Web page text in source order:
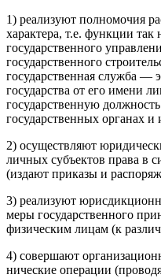
1) реализуют полномочия
характера, т.е. функции
государ­ственного
государственного
государственная служба —
государства от его имени
государственную
государ­ственных органах и
2) осуществляют
личных субъектов права в
(издают приказы и
3) реализуют
меры государственного
физическим лицам (к
4) совершают
нические операции